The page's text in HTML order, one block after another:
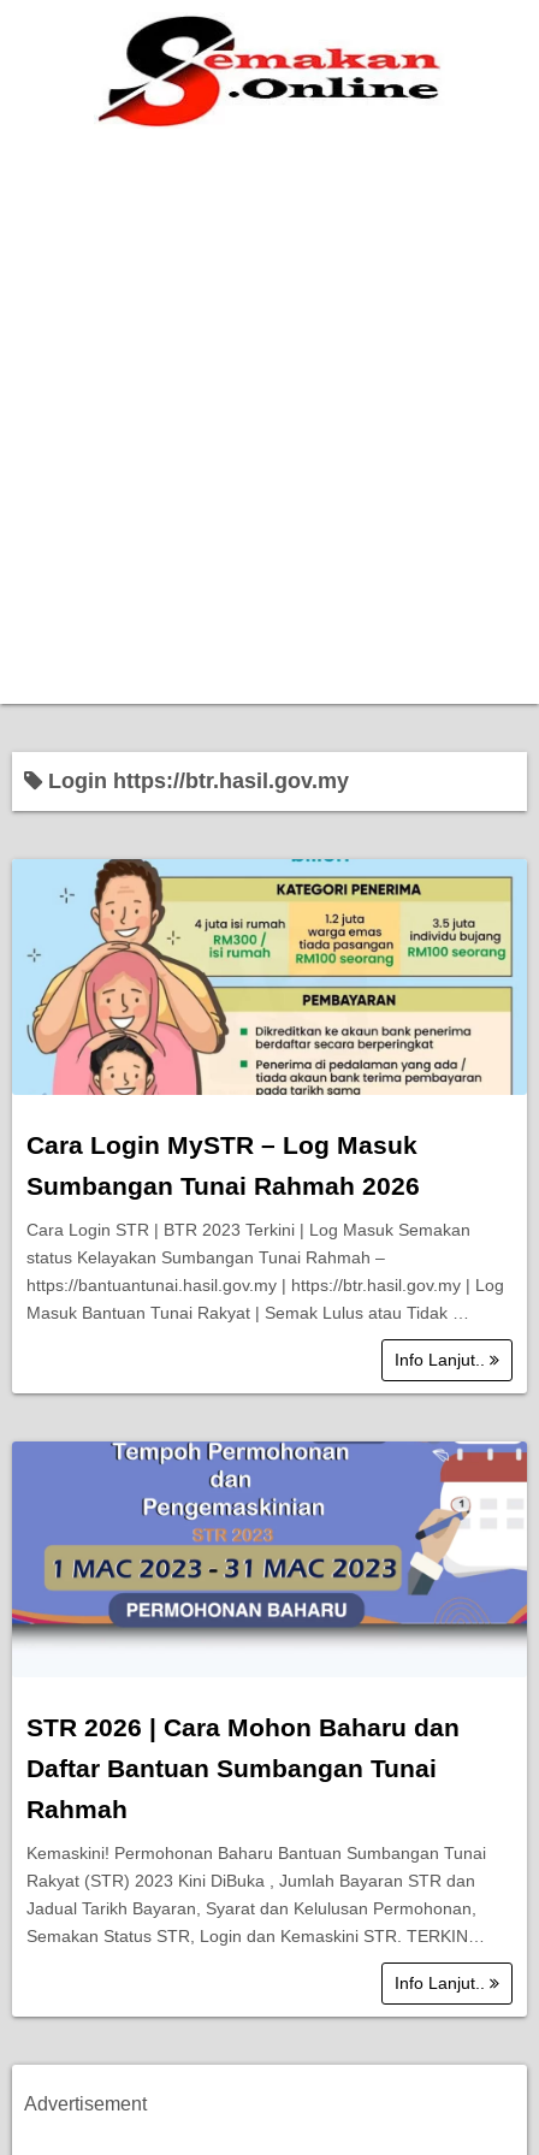
Login https://btr.hasil.gov.my
Cara Login MySTR – Log Masuk
Sumbangan Tunai Rahmah 2026
Cara Login STR | BTR 2023 Terkini | Log Masuk Semakan
status Kelayakan Sumbangan Tunai Rahmah –
https://bantuantunai.hasil.gov.my | https://btr.hasil.gov.my | Log
Masuk Bantuan Tunai Rakyat | Semak Lulus atau Tidak …
Info Lanjut..
STR 2026 | Cara Mohon Baharu dan
Daftar Bantuan Sumbangan Tunai
Rahmah
Kemaskini! Permohonan Baharu Bantuan Sumbangan Tunai
Rakyat (STR) 2023 Kini DiBuka , Jumlah Bayaran STR dan
Jadual Tarikh Bayaran, Syarat dan Kelulusan Permohonan,
Semakan Status STR, Login dan Kemaskini STR. TERKIN…
Info Lanjut..
Advertisement